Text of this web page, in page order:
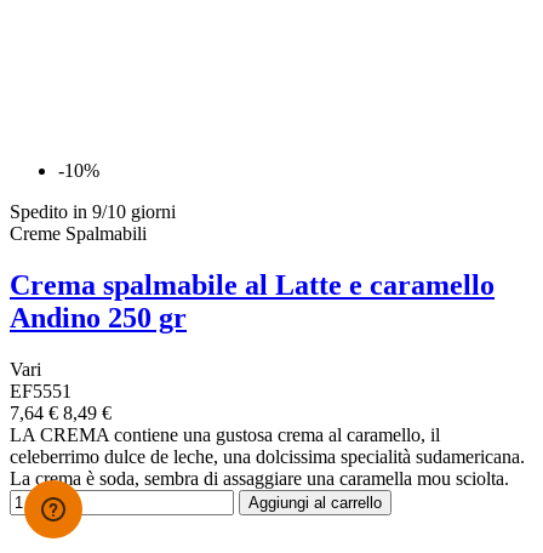
-10%
Spedito in 9/10 giorni
Creme Spalmabili
Crema spalmabile al Latte e caramello
Andino 250 gr
Vari
EF5551
7,64 € 8,49 €
LA CREMA contiene una gustosa crema al caramello, il
celeberrimo dulce de leche, una dolcissima specialità sudamericana.
La crema è soda, sembra di assaggiare una caramella mou sciolta.
Aggiungi al carrello